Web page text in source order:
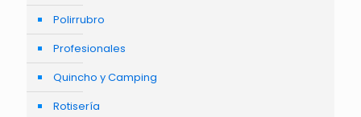
Polirrubro
Profesionales
Quincho y Camping
Rotisería